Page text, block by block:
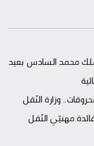
محمد السادس بعيد
وزارة النّقل
مهنيّي النّقل